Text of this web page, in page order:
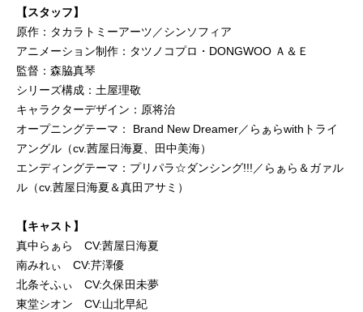
【スタッフ】
原作：タカラトミーアーツ／シンソフィア
アニメーション制作：タツノコプロ・DONGWOO Ａ＆Ｅ
監督：森脇真琴
シリーズ構成：土屋理敬
キャラクターデザイン：原将治
オープニングテーマ： Brand New Dreamer／らぁらwithトライ
アングル（cv.茜屋日海夏、田中美海）
エンディングテーマ：プリパラ☆ダンシング!!!／らぁら＆ガァル
ル（cv.茜屋日海夏＆真田アサミ）
【キャスト】
真中らぁら CV:茜屋日海夏
南みれぃ CV:芹澤優
北条そふぃ CV:久保田未夢
東堂シオン CV:山北早紀